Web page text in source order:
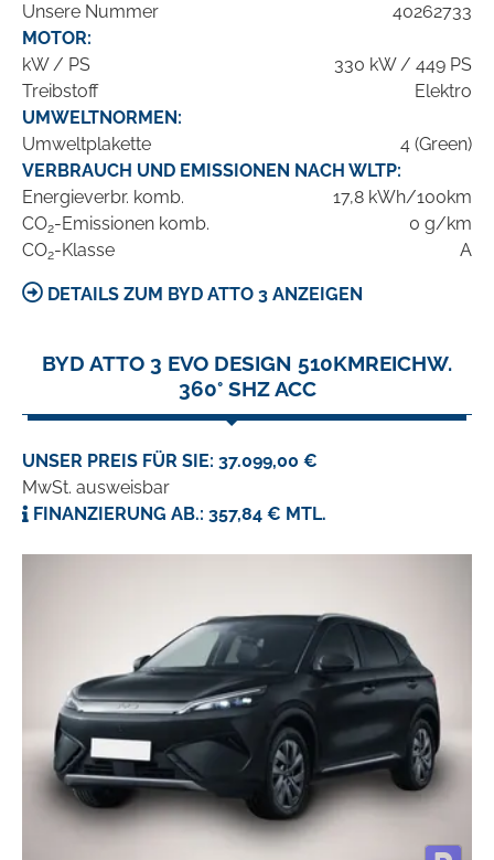
Unsere Nummer
40262733
MOTOR:
kW / PS
330 kW / 449 PS
Treibstoff
Elektro
UMWELTNORMEN:
Umweltplakette
4 (Green)
VERBRAUCH UND EMISSIONEN NACH WLTP:
Energieverbr. komb.
17,8 kWh/100km
CO2-Emissionen komb.
0 g/km
CO2-Klasse A
DETAILS ZUM BYD ATTO 3 ANZEIGEN
BYD ATTO 3 EVO DESIGN 510KMREICHW.
360° SHZ ACC
UNSER PREIS FÜR SIE: 37.099,00 €
MwSt. ausweisbar
FINANZIERUNG AB.: 357,84 € MTL.